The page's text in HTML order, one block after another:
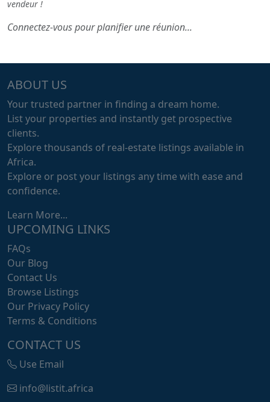
vendeur !
Connectez-vous pour planifier une réunion...
ABOUT US
Your trusted partner in finding a dream home.
List your properties and instantly get prospective
clients.
Explore thousands of real-estate listings available in
Africa.
Explore or post your listings any time with ease and
confidence.
Learn More...
UPCOMING LINKS
FAQs
Our Blog
Contact Us
Browse Listings
Our Privacy Policy
Terms & Conditions
CONTACT US
Use Email
info@listit.africa